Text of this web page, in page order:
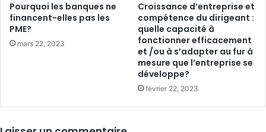
Pourquoi les banques ne
financent-elles pas les
PME?
mars 22, 2023
Croissance d’entreprise et
compétence du dirigeant :
quelle capacité à
fonctionner efficacement
et /ou à s’adapter au fur à
mesure que l’entreprise se
développe?
février 22, 2023